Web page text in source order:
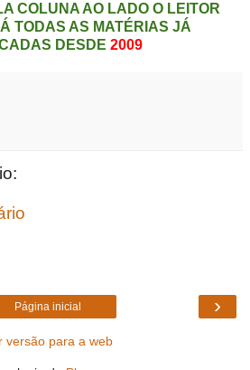
COLUNA AO LADO O LEITOR
TODAS AS MATÉRIAS JÁ
DESDE 2009
›
Página inicial
versão para a web